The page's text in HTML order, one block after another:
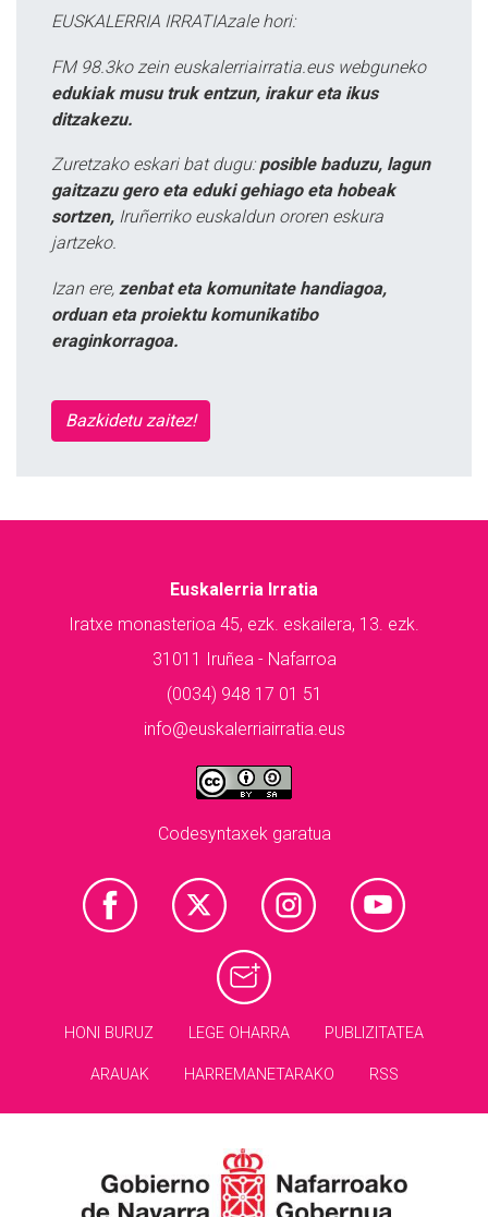
EUSKALERRIA IRRATIAzale hori:
FM 98.3ko zein euskalerriairratia.eus webguneko
edukiak musu truk entzun, irakur eta ikus
ditzakezu.
Zuretzako eskari bat dugu: posible baduzu, lagun
gaitzazu gero eta eduki gehiago eta hobeak
sortzen, Iruñerriko euskaldun ororen eskura
jartzeko.
Izan ere, zenbat eta komunitate handiagoa,
orduan eta proiektu komunikatibo
eraginkorragoa.
Bazkidetu zaitez!
Euskalerria Irratia
Iratxe monasterioa 45, ezk. eskailera, 13. ezk.
31011 Iruñea - Nafarroa
(0034) 948 17 01 51
info@euskalerriairratia.eus
Codesyntaxek garatua
HONI BURUZ LEGE OHARRA PUBLIZITATEA
ARAUAK HARREMANETARAKO RSS